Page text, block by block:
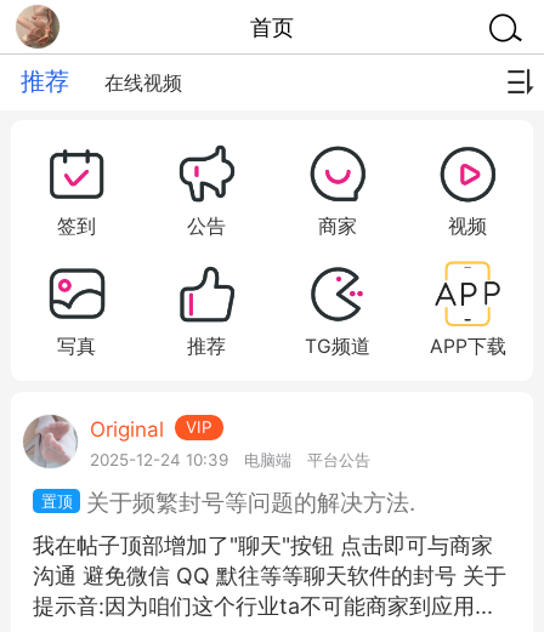
首页
推荐 在线视频
签到 公告 商家 视频
写真 推荐 TG频道 APP下载
Original
VIP
2025-12-24 10:39
电脑端 平台公告
关于频繁封号等问题的解决方法.
我在帖子顶部增加了"聊天"按钮 点击即可与商家
沟通 避免微信 QQ 默往等等聊天软件的封号 关于
提示音:因为咱们这个行业ta不可能商家到应用...